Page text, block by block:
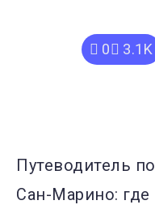
0 3.1K
Путеводитель по
Сан-Марино: где